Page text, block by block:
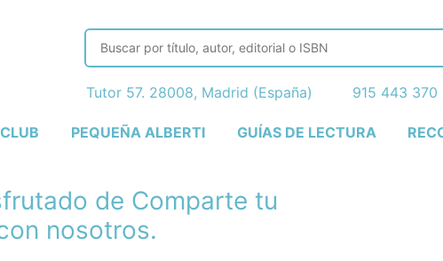
PEQUEÑA ALBERTI GUÍAS DE LECTURA
Tutor 57. 28008, Madrid (España) 915 443 370
de Comparte tu
nosotros.